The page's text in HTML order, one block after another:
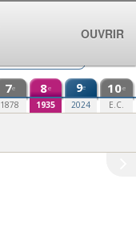
7e
1878
8e
1935
9e
2024
10e
E.C.
OUVRIR